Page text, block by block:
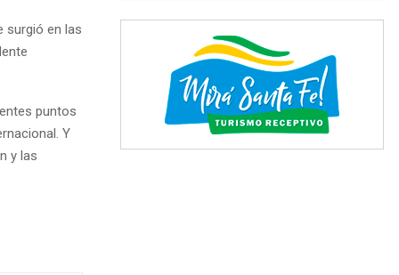
surgió en las
puntos
Y
y las